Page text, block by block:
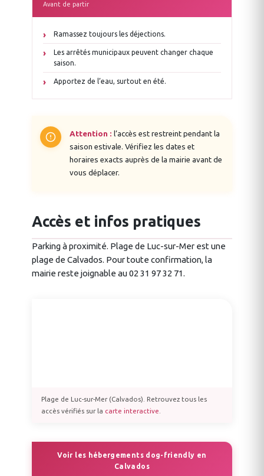
Avant de partir
Ramassez toujours les déjections.
Les arrêtés municipaux peuvent changer chaque
saison.
Apportez de l’eau, surtout en été.
Attention : l’accès est restreint pendant la
saison estivale. Vérifiez les dates et
horaires exacts auprès de la mairie avant de
vous déplacer.
Accès et infos pratiques
Parking à proximité. Plage de Luc-sur-Mer est une
plage de Calvados. Pour toute confirmation, la
mairie reste joignable au 02 31 97 32 71.
Plage de Luc-sur-Mer (Calvados). Retrouvez tous les
accès vérifiés sur la carte interactive
Voir les hébergements dog-friendly en
Calvados